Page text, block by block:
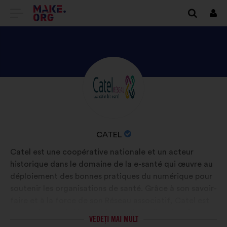
DIRECȚIONARE
PAGINĂ
MAKE.ORG
DESCOPERIȚI
PROFILUL
NUMELE
ORGANIZAȚIEI:
CATEL
Biografie:
Catel est une coopérative nationale et un acteur
historique dans le domaine de la e-santé qui œuvre au
déploiement des bonnes pratiques du numérique pour
usages au service de l'intérêt général et de la santé de
VEDEȚI MAI MULT